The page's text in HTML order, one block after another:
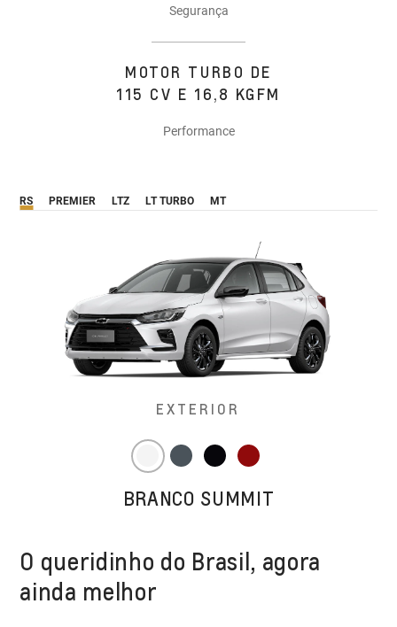
Segurança
MOTOR TURBO DE
115 CV E 16,8 KGFM
Performance
RS PREMIER LTZ LT TURBO MT
EXTERIOR
BRANCO SUMMIT
O queridinho do Brasil, agora
ainda melhor